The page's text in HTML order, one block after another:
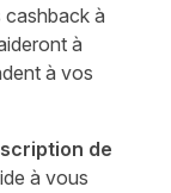
à
à
à vos
de
à vous